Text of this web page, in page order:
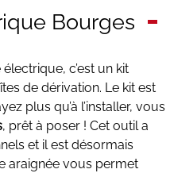
Bourges
c’est un kit
de dérivation. Le kit est
plus qu’à l’installer, vous
, prêt à poser ! Cet outil a
et il est désormais
araignée vous permet